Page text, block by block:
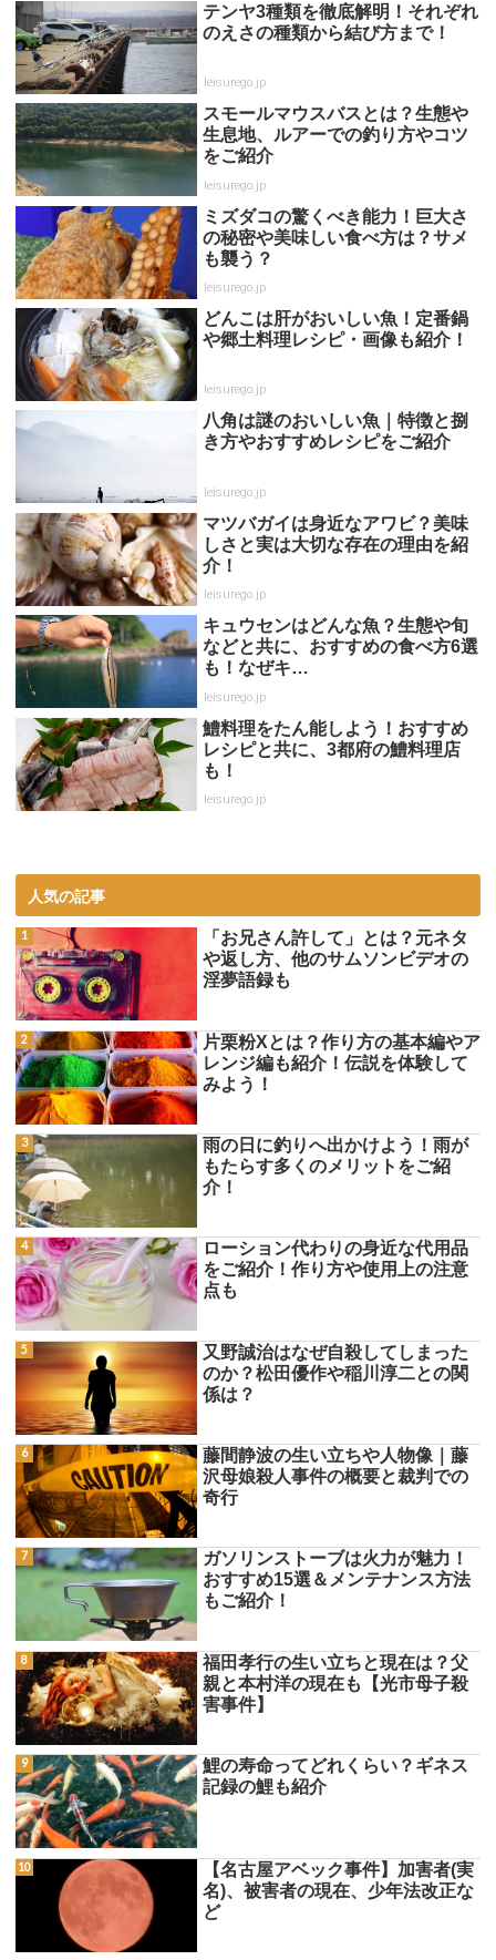
テンヤ3種類を徹底解明！それぞれ
のえさの種類から結び方まで！
leisurego.jp
スモールマウスバスとは？生態や
生息地、ルアーでの釣り方やコツ
をご紹介
leisurego.jp
ミズダコの驚くべき能力！巨大さ
の秘密や美味しい食べ方は？サメ
も襲う？
leisurego.jp
どんこは肝がおいしい魚！定番鍋
や郷土料理レシピ・画像も紹介！
leisurego.jp
八角は謎のおいしい魚｜特徴と捌
き方やおすすめレシピをご紹介
leisurego.jp
マツバガイは身近なアワビ？美味
しさと実は大切な存在の理由を紹
介！
leisurego.jp
キュウセンはどんな魚？生態や旬
などと共に、おすすめの食べ方6選
も！なぜキ…
leisurego.jp
鱧料理をたん能しよう！おすすめ
レシピと共に、3都府の鱧料理店
も！
leisurego.jp
人気の記事
「お兄さん許して」とは？元ネタ
や返し方、他のサムソンビデオの
淫夢語録も
片栗粉Xとは？作り方の基本編やア
レンジ編も紹介！伝説を体験して
みよう！
雨の日に釣りへ出かけよう！雨が
もたらす多くのメリットをご紹
介！
ローション代わりの身近な代用品
をご紹介！作り方や使用上の注意
点も
又野誠治はなぜ自殺してしまった
のか？松田優作や稲川淳二との関
係は？
藤間静波の生い立ちや人物像｜藤
沢母娘殺人事件の概要と裁判での
奇行
ガソリンストーブは火力が魅力！
おすすめ15選＆メンテナンス方法
もご紹介！
福田孝行の生い立ちと現在は？父
親と本村洋の現在も【光市母子殺
害事件】
鯉の寿命ってどれくらい？ギネス
記録の鯉も紹介
【名古屋アベック事件】加害者(実
名)、被害者の現在、少年法改正な
ど